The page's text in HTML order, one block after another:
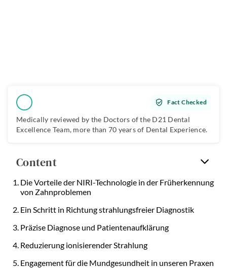
Medically reviewed by the Doctors of the D21 Dental
Excellence Team, more than 70 years of Dental Experience.
Fact Checked
Content
Die Vorteile der NIRI-Technologie in der Früherkennung
von Zahnproblemen
Ein Schritt in Richtung strahlungsfreier Diagnostik
Präzise Diagnose und Patientenaufklärung
Reduzierung ionisierender Strahlung
Engagement für die Mundgesundheit in unseren Praxen